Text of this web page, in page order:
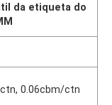
da etiqueta do
0.06cbm/ctn